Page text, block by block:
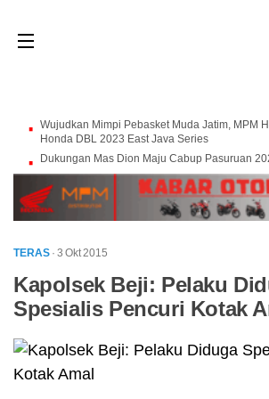
Wujudkan Mimpi Pebasket Muda Jatim, MPM
Honda DBL 2023 East Java Series
Dukungan Mas Dion Maju Cabup Pasuruan
TERAS · 3 Okt 2015
Kapolsek Beji: Pelaku
Spesialis Pencuri Kotak